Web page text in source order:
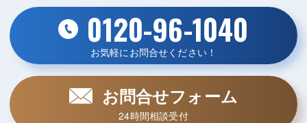
0120-96-1040
お気軽にお問合せください！
お問合せフォーム
24時間相談受付